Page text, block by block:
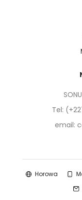
Tel:
email:
Horowa